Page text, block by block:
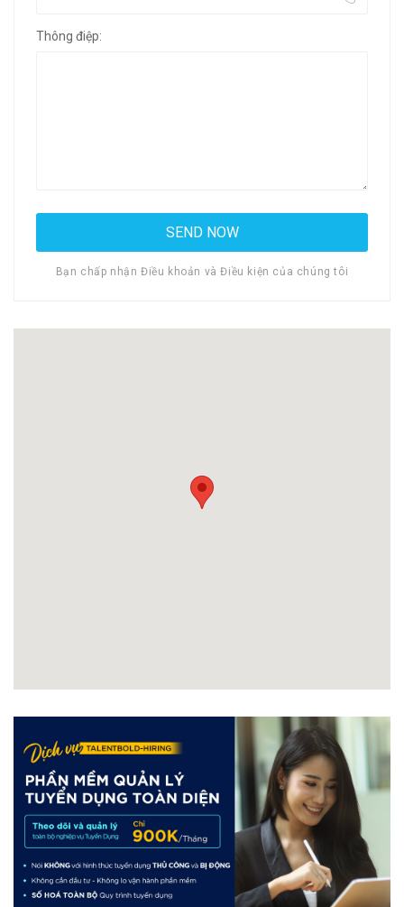
Thông điệp:
Bạn chấp nhận Điều khoản và Điều kiện của chúng tôi